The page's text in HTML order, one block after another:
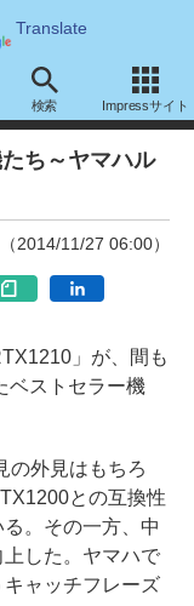
Translate
検索 Impressサイト
挑戦」
ち～ヤマハル
（2014/11/27 06:00）
」が、間も
ベストセラー機
外見はもちろ
との互換性
。その一方、中
した。ヤマハで
ャッチフレーズ